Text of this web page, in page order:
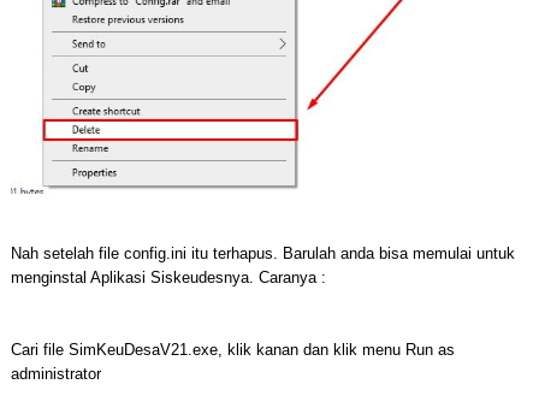
Nah setelah file config.ini itu terhapus. Barulah anda bisa memulai untuk
menginstal Aplikasi Siskeudesnya. Caranya :
Cari file SimKeuDesaV21.exe, klik kanan dan klik menu Run as
administrator